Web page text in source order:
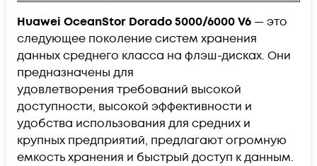
Huawei OceanStor Dorado 5000/6000 V6 — это
следующее поколение систем хранения
данных среднего класса на флэш-дисках. Они
предназначены для
удовлетворения требований высокой
доступности, высокой эффективности и
удобства использования для средних и
крупных предприятий, предлагают огромную
емкость хранения и быстрый доступ к данным.